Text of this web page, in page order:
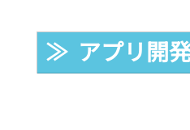
≫  アプリ開